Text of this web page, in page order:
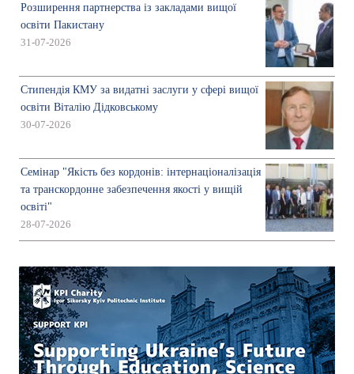
Розширення партнерства із закладами вищої
освіти Пакистану
31-07-2026
Стипендія КМУ за видатні заслуги у сфері вищої
освіти Віталію Дідковському
30-07-2026
Семінар "Якість без кордонів: інтернаціоналізація
та транскордонне забезпечення якості у вищій
освіті"
28-07-2026